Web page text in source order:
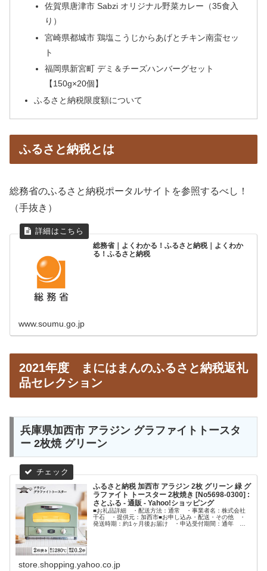
佐賀県唐津市 Sabzi オリジナル野菜カレー（35食入
り）
宮崎県都城市 鶏塩こうじからあげとチキン南蛮セッ
ト
福岡県新宮町 デミ＆チーズハンバーグセット
【150g×20個】
ふるさと納税限度額について
ふるさと納税とは
総務省のふるさと納税ポータルサイトを参照するべし！
（手抜き）
総務省｜よくわかる！ふるさと納税｜よくわか
る！ふるさと納税
www.soumu.go.jp
2021年度 まにはまんのふるさと納税返礼
品セレクション
兵庫県加西市 アラジン グラファイトトースタ
ー 2枚焼 グリーン
ふるさと納税 加西市 アラジン 2枚 グリーン 緑 グ
ラファイト トースター 2枚焼き [No5698-0300] :
さとふる - 通販 - Yahoo!ショッピング
■お礼品詳細 ・配送方法：通常 ・事業者名：株式会社
千石 ・提供元：加西市■お申し込み・配送・その他 ・
発送時期：約1ヶ月後お届け ・申込受付期間：通年 ・
store.shopping.yahoo.co.jp